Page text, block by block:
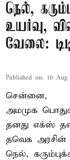
நெல்,
உயர்வு,
வேலை:
Published on: 10 Aug
சென்னை,
அமமுக
தனது எக்ஸ்
தவெக அரசின்
நெல்,